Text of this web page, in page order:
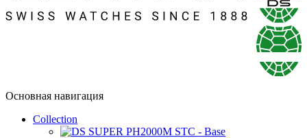
Основная навигация
Collection